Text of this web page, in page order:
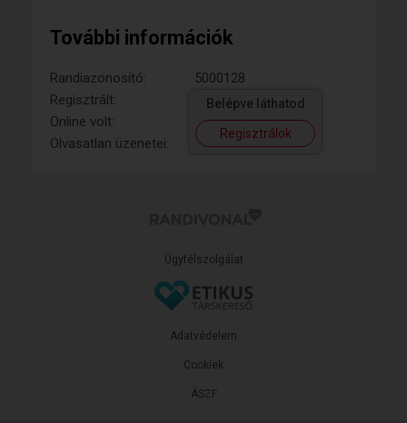
További információk
Randiazonosító:
5000128
Regisztrált:
Online volt:
Olvasatlan üzenetei:
Belépve láthatod
Regisztrálok
Ügyfélszolgálat
ÁSZF
Adatvédelem
Cookiek